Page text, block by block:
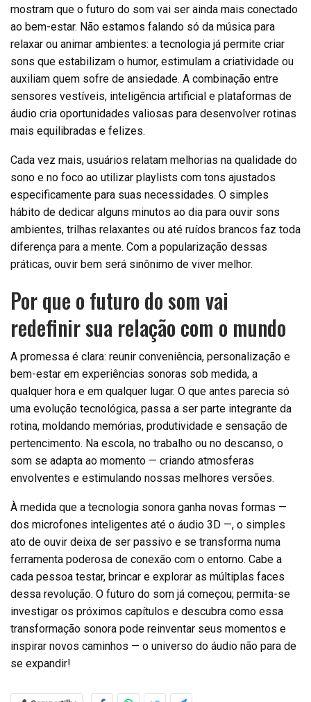
mostram que o futuro do som vai ser ainda mais conectado
ao bem-estar. Não estamos falando só da música para
relaxar ou animar ambientes: a tecnologia já permite criar
sons que estabilizam o humor, estimulam a criatividade ou
auxiliam quem sofre de ansiedade. A combinação entre
sensores vestíveis, inteligência artificial e plataformas de
áudio cria oportunidades valiosas para desenvolver rotinas
mais equilibradas e felizes.
Cada vez mais, usuários relatam melhorias na qualidade do
sono e no foco ao utilizar playlists com tons ajustados
especificamente para suas necessidades. O simples
hábito de dedicar alguns minutos ao dia para ouvir sons
ambientes, trilhas relaxantes ou até ruídos brancos faz toda
diferença para a mente. Com a popularização dessas
práticas, ouvir bem será sinônimo de viver melhor.
Por que o futuro do som vai
redefinir sua relação com o mundo
A promessa é clara: reunir conveniência, personalização e
bem-estar em experiências sonoras sob medida, a
qualquer hora e em qualquer lugar. O que antes parecia só
uma evolução tecnológica, passa a ser parte integrante da
rotina, moldando memórias, produtividade e sensação de
pertencimento. Na escola, no trabalho ou no descanso, o
som se adapta ao momento — criando atmosferas
envolventes e estimulando nossas melhores versões.
À medida que a tecnologia sonora ganha novas formas —
dos microfones inteligentes até o áudio 3D —, o simples
ato de ouvir deixa de ser passivo e se transforma numa
ferramenta poderosa de conexão com o entorno. Cabe a
cada pessoa testar, brincar e explorar as múltiplas faces
dessa revolução. O futuro do som já começou; permita-se
investigar os próximos capítulos e descubra como essa
transformação sonora pode reinventar seus momentos e
inspirar novos caminhos — o universo do áudio não para de
se expandir!